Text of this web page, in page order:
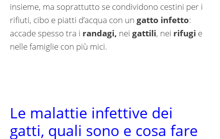
insieme, ma soprattutto se condividono cestini per i
rifiuti, cibo e piatti d’acqua con un gatto infetto:
accade spesso tra i randagi, nei gattili, nei rifugi e
nelle famiglie con più mici.
Le malattie infettive dei
gatti, quali sono e cosa fare